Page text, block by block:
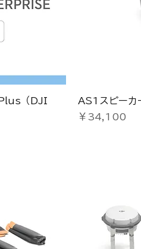
（DJI
AS1スピーカ
価格
￥34,100